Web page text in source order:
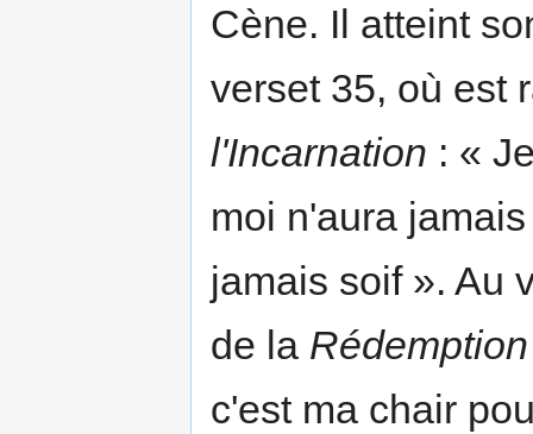
Cène. Il atteint
verset 35, où est
l'Incarnation : «
moi n'aura
jamais soif ». Au
de la Rédemption
c'est ma chair